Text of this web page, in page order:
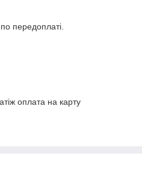
передоплаті.
оплата на карту